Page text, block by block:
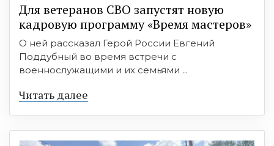
Для ветеранов СВО запустят новую
кадровую программу «Время мастеров»
О ней рассказал Герой России Евгений
Поддубный во время встречи с
военнослужащими и их семьями ...
Читать далее